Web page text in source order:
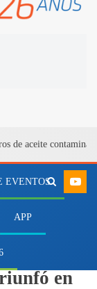
de aceite
EVENTOS
APP
en